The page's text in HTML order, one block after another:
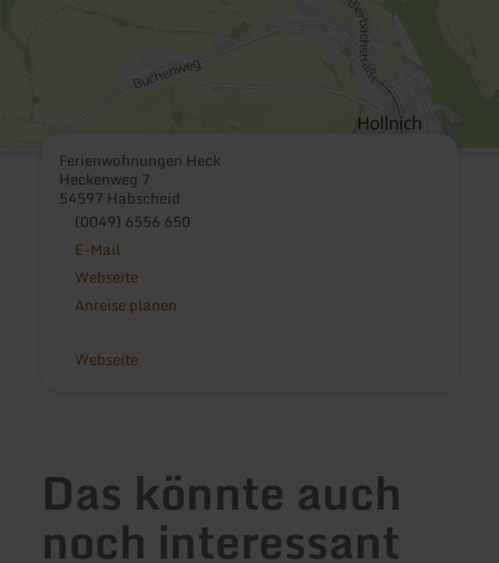
Ferienwohnungen Heck
Heckenweg 7
54597 Habscheid
(0049) 6556 650
E-Mail
Webseite
Anreise planen
Webseite
Das könnte auch
noch interessant